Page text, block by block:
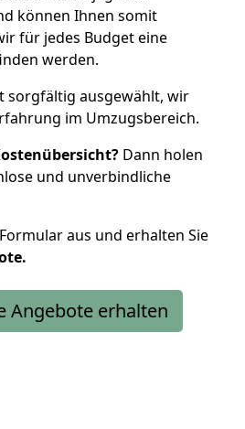
können Ihnen somit
für jedes Budget eine
werden.
sorgfältig ausgewählt, wir
im Umzugsbereich.
Dann holen
und unverbindliche
aus und erhalten Sie
Angebote erhalten